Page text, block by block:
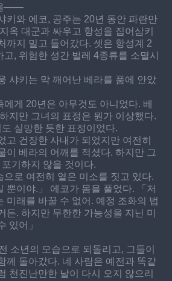
——
키와 에코, 공주는 20년 동안 파란만
옥 대군과 싸우고 항성을 집어삼키
까지 밀고 들어갔다. 셋은 항성계 2
고, 위험한 성간 벌레 4종류를 소멸시
샤키는 막 깨어난 베라를 품에 안았
에게 20년은 아무것도 아니었다. 베
지만 그녀의 표정은 뭔가 이상했다.
실망한 듯한 표정이었다.
고 건장한 사내가 되었지만 여전히
이 베라의 어깨를 적셨다. 하지만 그
기하지 않을 것이다.
으로 여전히 옅은 미소를 짓고 있다.
뿐이야.」 에코가 몸을 풀었다. 「저
미래를 바꿀 수 없어. 예정 조화의 법
든. 하지만 무한한 가능성을 지닌 미
있어」
소년의 모습으로 되돌리고, 그들이
께 돌아갔다. 네 사람은 예전과 똑같
천진난만한 날이 다시 오지 않으리